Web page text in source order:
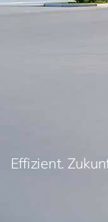
Effizient.